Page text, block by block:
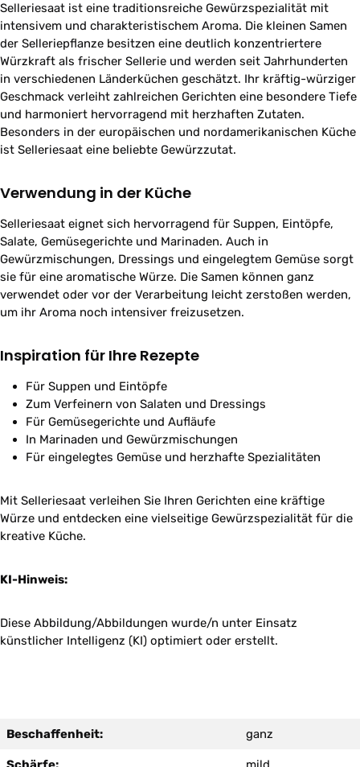
Selleriesaat ist eine traditionsreiche Gewürzspezialität mit
intensivem und charakteristischem Aroma. Die kleinen Samen
der Selleriepflanze besitzen eine deutlich konzentriertere
Würzkraft als frischer Sellerie und werden seit Jahrhunderten
in verschiedenen Länderküchen geschätzt. Ihr kräftig-würziger
Geschmack verleiht zahlreichen Gerichten eine besondere Tiefe
und harmoniert hervorragend mit herzhaften Zutaten.
Besonders in der europäischen und nordamerikanischen Küche
ist Selleriesaat eine beliebte Gewürzzutat.
Verwendung in der Küche
Selleriesaat eignet sich hervorragend für Suppen, Eintöpfe,
Salate, Gemüsegerichte und Marinaden. Auch in
Gewürzmischungen, Dressings und eingelegtem Gemüse sorgt
sie für eine aromatische Würze. Die Samen können ganz
verwendet oder vor der Verarbeitung leicht zerstoßen werden,
um ihr Aroma noch intensiver freizusetzen.
Inspiration für Ihre Rezepte
Für Suppen und Eintöpfe
Zum Verfeinern von Salaten und Dressings
Für Gemüsegerichte und Aufläufe
In Marinaden und Gewürzmischungen
Für eingelegtes Gemüse und herzhafte Spezialitäten
Mit Selleriesaat verleihen Sie Ihren Gerichten eine kräftige
Würze und entdecken eine vielseitige Gewürzspezialität für die
kreative Küche.
KI-Hinweis:
Diese Abbildung/Abbildungen wurde/n unter Einsatz
künstlicher Intelligenz (KI) optimiert oder erstellt.
Beschaffenheit: ganz